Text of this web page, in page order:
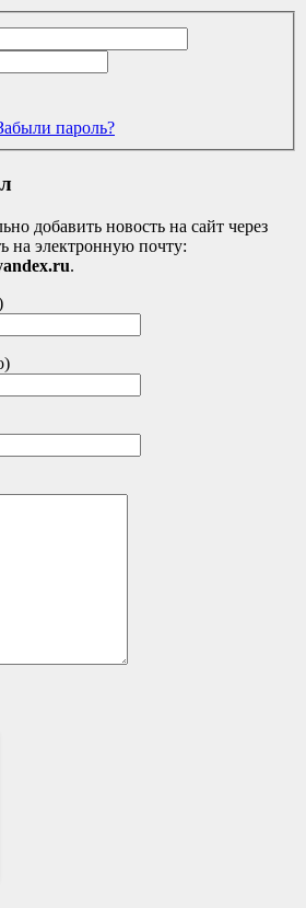
пароль?
добавить новость на сайт через
на электронную почту:
.